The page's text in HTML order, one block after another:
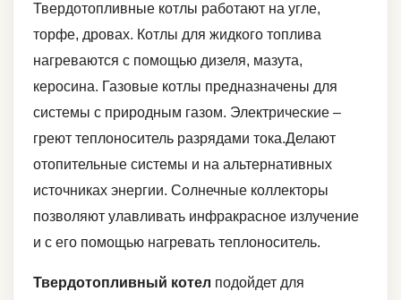
Твердотопливные котлы работают на угле,
торфе, дровах. Котлы для жидкого топлива
нагреваются с помощью дизеля, мазута,
керосина. Газовые котлы предназначены для
системы с природным газом. Электрические –
греют теплоноситель разрядами тока.Делают
отопительные системы и на альтернативных
источниках энергии. Солнечные коллекторы
позволяют улавливать инфракрасное излучение
и с его помощью нагревать теплоноситель.
Твердотопливный котел подойдет для